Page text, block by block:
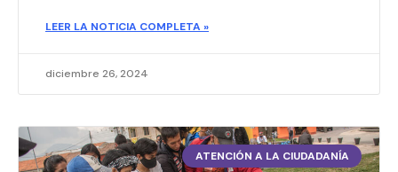
LEER LA NOTICIA COMPLETA »
diciembre 26, 2024
ATENCIÓN A LA CIUDADANÍA